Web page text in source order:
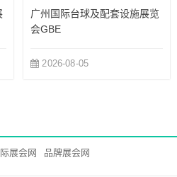
广州国际台球及配套设施展览
会GBE
2026-08-05
展会网 品牌展会网